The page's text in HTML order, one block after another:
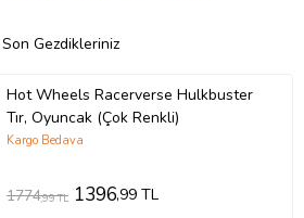
Son Gezdikleriniz
Hot Wheels Racerverse Hulkbuster
Tır, Oyuncak (Çok Renkli)
Kargo Bedava
1774,99 TL 1396,99 TL